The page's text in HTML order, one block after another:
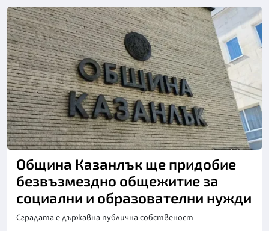
Община Казанлък ще придобие
безвъзмездно общежитие за
социални и образователни нужди
Сградата е държавна публична собственост